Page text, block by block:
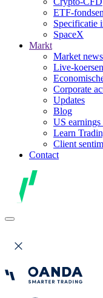
ETF-
Specificatie
SpaceX
Markt
Market news
Live-koersen
Corporate
Updates
Blog
US earnings
Learn
Client
Contact